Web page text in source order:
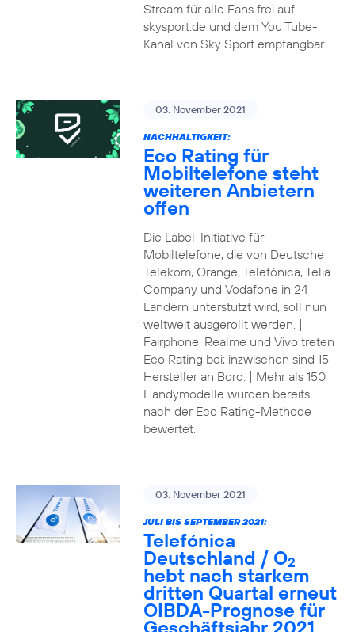
Stream für alle Fans frei auf
skysport.de und dem You Tube-
Kanal von Sky Sport empfangbar.
03. November 2021
NACHHALTIGKEIT:
Eco Rating für
Mobiltelefone steht
weiteren Anbietern
offen
Die Label-Initiative für
Mobiltelefone, die von Deutsche
Telekom, Orange, Telefónica, Telia
Company und Vodafone in 24
Ländern unterstützt wird, soll nun
weltweit ausgerollt werden. |
Fairphone, Realme und Vivo treten
Eco Rating bei; inzwischen sind 15
Hersteller an Bord. | Mehr als 150
Handymodelle wurden bereits
nach der Eco Rating-Methode
bewertet.
03. November 2021
JULI BIS SEPTEMBER 2021:
Telefónica
Deutschland / O2
hebt nach starkem
dritten Quartal erneut
OIBDA-Prognose für
Geschäftsjahr 2021